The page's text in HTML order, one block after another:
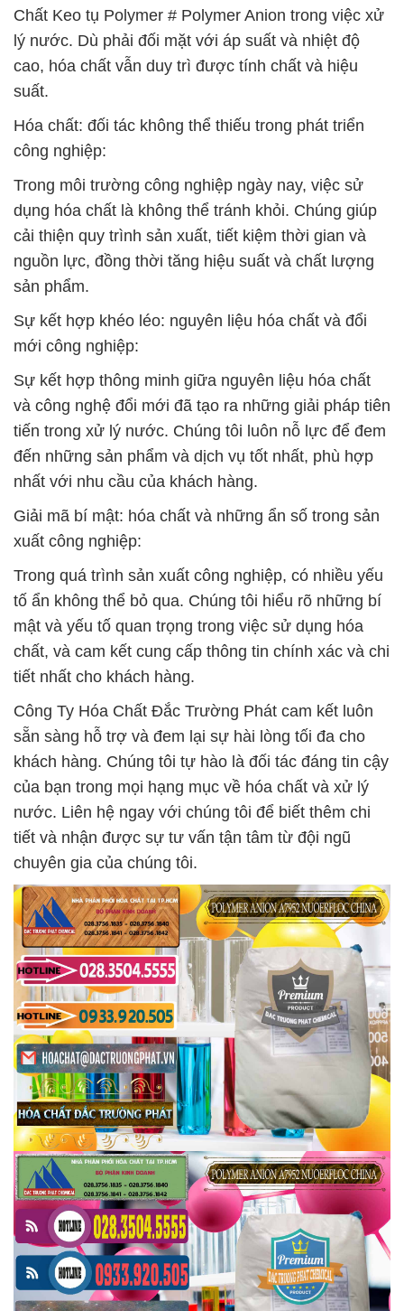
Chất Keo tụ Polymer # Polymer Anion trong việc xử
lý nước. Dù phải đối mặt với áp suất và nhiệt độ
cao, hóa chất vẫn duy trì được tính chất và hiệu
suất.
Hóa chất: đối tác không thể thiếu trong phát triển
công nghiệp:
Trong môi trường công nghiệp ngày nay, việc sử
dụng hóa chất là không thể tránh khỏi. Chúng giúp
cải thiện quy trình sản xuất, tiết kiệm thời gian và
nguồn lực, đồng thời tăng hiệu suất và chất lượng
sản phẩm.
Sự kết hợp khéo léo: nguyên liệu hóa chất và đổi
mới công nghiệp:
Sự kết hợp thông minh giữa nguyên liệu hóa chất
và công nghệ đổi mới đã tạo ra những giải pháp tiên
tiến trong xử lý nước. Chúng tôi luôn nỗ lực để đem
đến những sản phẩm và dịch vụ tốt nhất, phù hợp
nhất với nhu cầu của khách hàng.
Giải mã bí mật: hóa chất và những ẩn số trong sản
xuất công nghiệp:
Trong quá trình sản xuất công nghiệp, có nhiều yếu
tố ẩn không thể bỏ qua. Chúng tôi hiểu rõ những bí
mật và yếu tố quan trọng trong việc sử dụng hóa
chất, và cam kết cung cấp thông tin chính xác và chi
tiết nhất cho khách hàng.
Công Ty Hóa Chất Đắc Trường Phát cam kết luôn
sẵn sàng hỗ trợ và đem lại sự hài lòng tối đa cho
khách hàng. Chúng tôi tự hào là đối tác đáng tin cậy
của bạn trong mọi hạng mục về hóa chất và xử lý
nước. Liên hệ ngay với chúng tôi để biết thêm chi
tiết và nhận được sự tư vấn tận tâm từ đội ngũ
chuyên gia của chúng tôi.